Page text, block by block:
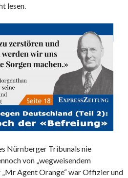
lesen.
Nürnberger Tribunals nie
von „wegweisendem
Agent Orange“ war Offizier und